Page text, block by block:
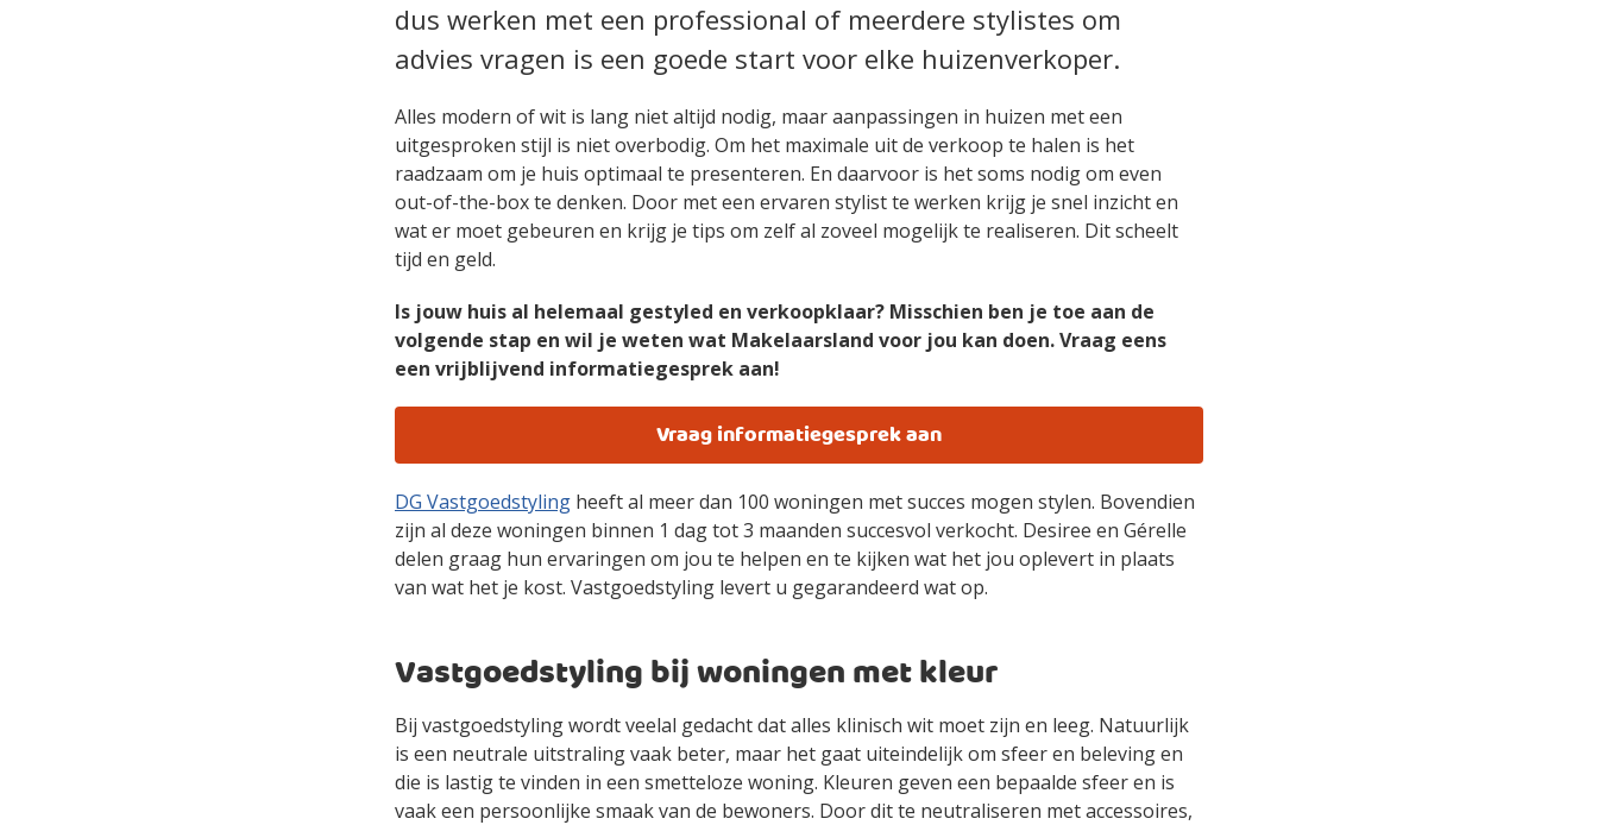
dus werken met een professional of meerdere stylistes om
advies vragen is een goede start voor elke huizenverkoper.
Alles modern of wit is lang niet altijd nodig, maar aanpassingen in huizen met een
uitgesproken stijl is niet overbodig. Om het maximale uit de verkoop te halen is het
raadzaam om je huis optimaal te presenteren. En daarvoor is het soms nodig om even
out-of-the-box te denken. Door met een ervaren stylist te werken krijg je snel inzicht en
wat er moet gebeuren en krijg je tips om zelf al zoveel mogelijk te realiseren. Dit scheelt
tijd en geld.
Is jouw huis al helemaal gestyled en verkoopklaar? Misschien ben je toe aan de
volgende stap en wil je weten wat Makelaarsland voor jou kan doen. Vraag eens
een vrijblijvend informatiegesprek aan!
Vraag informatiegesprek aan
DG Vastgoedstyling heeft al meer dan 100 woningen met succes mogen stylen. Bovendien
zijn al deze woningen binnen 1 dag tot 3 maanden succesvol verkocht. Desiree en Gérelle
delen graag hun ervaringen om jou te helpen en te kijken wat het jou oplevert in plaats
van wat het je kost. Vastgoedstyling levert u gegarandeerd wat op.
Vastgoedstyling bij woningen met kleur
Bij vastgoedstyling wordt veelal gedacht dat alles klinisch wit moet zijn en leeg. Natuurlijk
is een neutrale uitstraling vaak beter, maar het gaat uiteindelijk om sfeer en beleving en
die is lastig te vinden in een smetteloze woning. Kleuren geven een bepaalde sfeer en is
vaak een persoonlijke smaak van de bewoners. Door dit te neutraliseren met accessoires,